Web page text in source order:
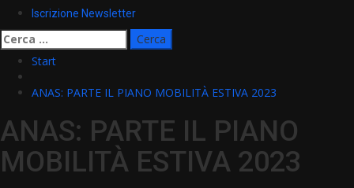
Iscrizione Newsletter
Ricerca
per:
Start
ANAS: PARTE IL PIANO MOBILITÀ ESTIVA 2023
ANAS: PARTE IL PIANO
MOBILITÀ ESTIVA 2023